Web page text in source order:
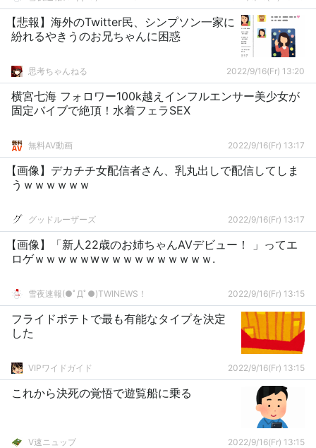
【悲報】海外のTwitter民、シンプソン一家に
紛れるやきうのお兄ちゃんに困惑
思考ちゃんねる 2022/9/16(Fr) 13:20
横宮七海 フォロワー100k越えインフルエンサー美少女が
固定バイブで絶頂！水着フェラSEX
無料AV動画 2022/9/16(Fr) 13:17
【画像】デカチチ女配信者さん、乳丸出しで配信してしま
うｗｗｗｗｗｗ
グッドルーザーズ 2022/9/16(Fr) 13:17
【画像】「新人22歳のお姉ちゃんAVデビュー！ 」ってエ
ロゲｗｗｗｗｗwｗｗｗｗｗｗｗｗｗｗ.
雪夜速報(●ﾟДﾟ●)TWINEWS！ 2022/9/16(Fr) 13:15
フライドポテトで最も有能なタイプを決定
した
VIPワイドガイド 2022/9/16(Fr) 13:15
これから決死の覚悟で遊覧船に乗る
V速ニュップ 2022/9/16(Fr) 13:15